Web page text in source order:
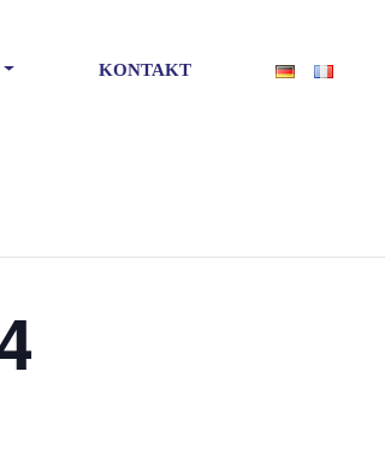
KONTAKT